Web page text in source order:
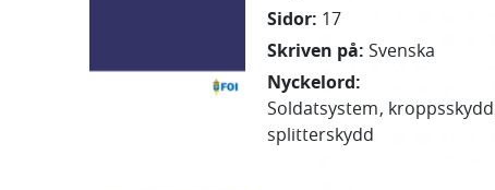
Sidor: 17
Skriven på: Svenska
Nyckelord:
Soldatsystem kroppsskydd
splitterskydd